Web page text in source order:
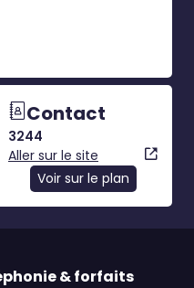
Contact
3244
Aller sur le site
Voir sur le plan
& forfaits